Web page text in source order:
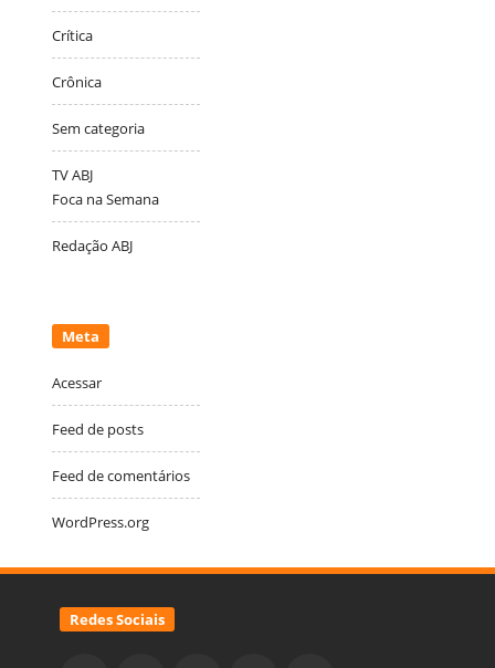
Crítica
Crônica
Sem categoria
TV ABJ
Foca na Semana
Redação ABJ
Meta
Acessar
Feed de posts
Feed de comentários
WordPress.org
Redes Sociais